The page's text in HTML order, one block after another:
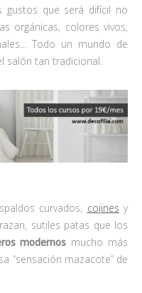
gustos que será difícil no
orgánicas, colores vivos,
Todo un mundo de
salón tan tradicional.
curvados, cojines y
sutiles patas que los
modernos mucho más
“sensación mazacote” de